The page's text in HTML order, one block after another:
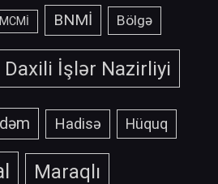
BNMİ Bölgə
Daxili İşlər Nazirliyi
Hadisə Hüquq
Maraqlı